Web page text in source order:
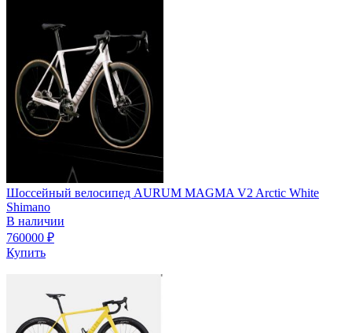
Шоссейный велосипед AURUM MAGMA V2 Arctic White
Shimano
В наличии
760000 ₽
Купить